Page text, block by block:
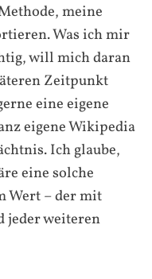
meine
Was ich mir
will mich daran
Zeitpunkt
eine eigene
eigene Wikipedia
Ich glaube,
eine solche
Wert – der mit
jeder weiteren